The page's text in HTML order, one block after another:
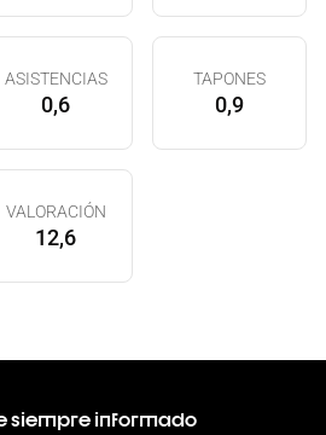
ASISTENCIAS
0,6
TAPONES
0,9
VALORACIÓN
12,6
siempre informado